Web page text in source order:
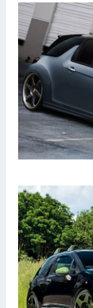
Инфинити
ЛУАЗ
Фиат
Ситроен
Субару
Опель
Подводные лодки
Киа
Танки
Крайслер
Порше
Самолеты
Корабли